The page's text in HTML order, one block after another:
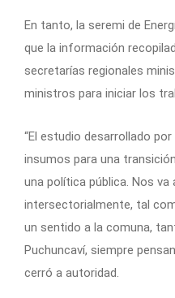
En tanto, la seremi de
que la información
secretarías regionales
ministros para iniciar los
“El estudio desarrollado
insumos para una
una política pública. Nos
intersectorialmente, tal
un sentido a la comuna,
Puchuncaví, siempre
cerró a autoridad.